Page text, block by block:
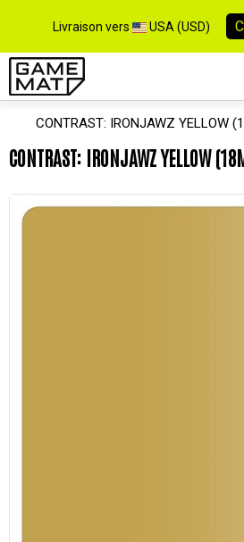
Livraison vers USA (USD)
CONTRAST: IRONJAWZ YELLOW
CONTRAST: IRONJAWZ YELLOW